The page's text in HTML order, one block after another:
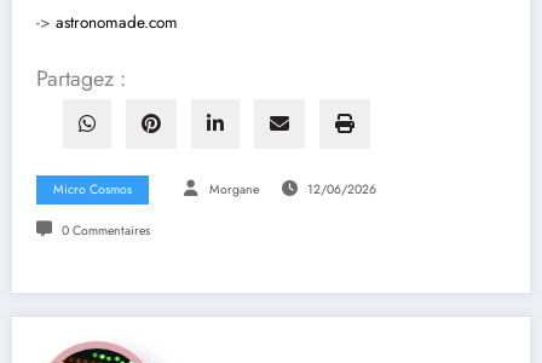
-> astronomade.com
Partagez :
Micro Cosmos Morgane 12/06/2026
0 Commentaires